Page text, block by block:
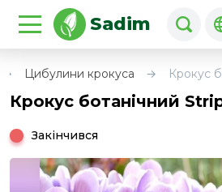
Sadim
Цибулини крокуса Крокус
Крокус ботанічний
Закінчився